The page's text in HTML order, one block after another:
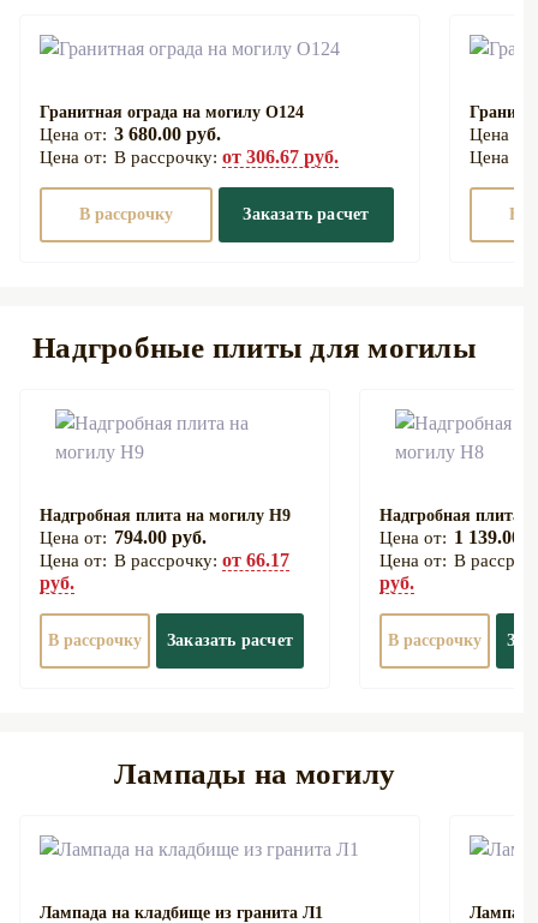
Гранитная ограда на могилу О124
3 680.00 руб.
В рассрочку: от 306.67 руб.
В рассрочку Заказать расчет В
Надгробные плиты для могилы
Надгробная плита на могилу Н9
794.00 руб.
В рассрочку: от 66.17
руб.
В рассрочку Заказать расчет
Надгробная плита
1 139.00
В
руб.
В рассрочку
Лампады на могилу
Лампада на кладбище из гранита Л1